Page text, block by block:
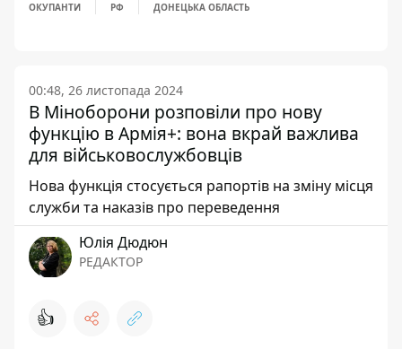
ОКУПАНТИ РФ ДОНЕЦЬКА ОБЛАСТЬ
00:48, 26 листопада 2024
В Міноборони розповіли про нову
функцію в Армія+: вона вкрай важлива
для військовослужбовців
Нова функція стосується рапортів на зміну місця
служби та наказів про переведення
Юлія Дюдюн
РЕДАКТОР
👍